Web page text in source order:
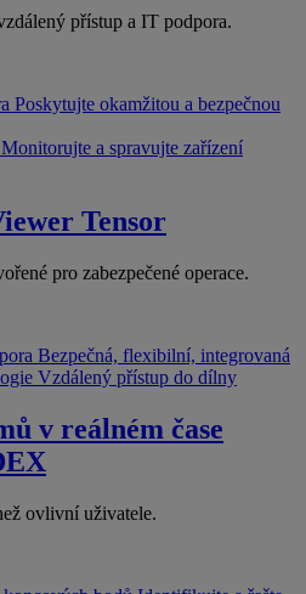
přístup a IT podpora.
Poskytujte okamžitou a bezpečnou
Monitorujte a spravujte zařízení
Tensor
pro zabezpečené operace.
Bezpečná, flexibilní, integrovaná
Vzdálený přístup do dílny
v reálném čase
ovlivní uživatele.